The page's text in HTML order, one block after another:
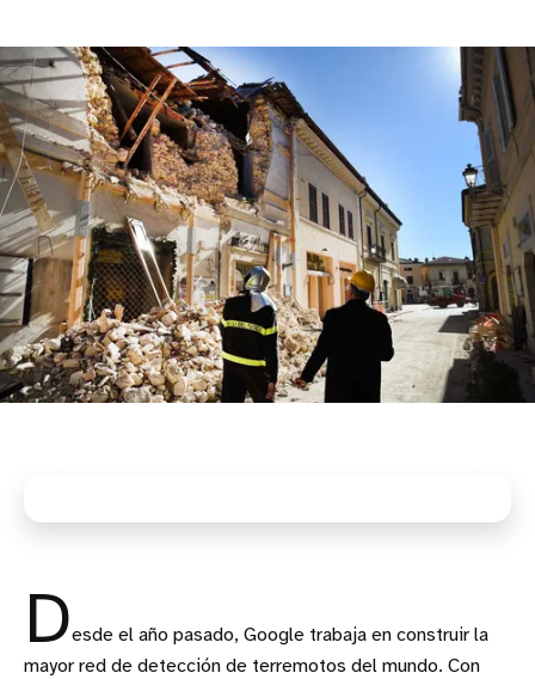
Desde el año pasado, Google trabaja en construir la
mayor red de detección de terremotos del mundo. Con